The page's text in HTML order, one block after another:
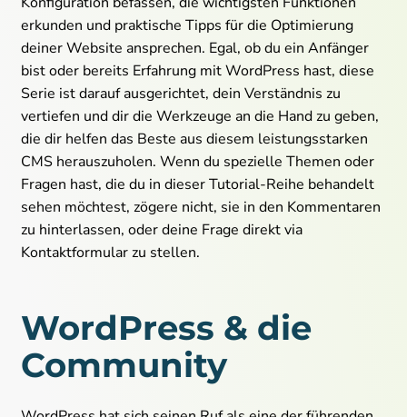
erkunden und praktische Tipps für die Optimierung
deiner Website ansprechen. Egal, ob du ein Anfänger
bist oder bereits Erfahrung mit WordPress hast, diese
Serie ist darauf ausgerichtet, dein Verständnis zu
vertiefen und dir die Werkzeuge an die Hand zu geben,
die dir helfen das Beste aus diesem leistungsstarken
CMS herauszuholen. Wenn du spezielle Themen oder
Fragen hast, die du in dieser Tutorial-Reihe behandelt
sehen möchtest, zögere nicht, sie in den Kommentaren
zu hinterlassen, oder deine Frage direkt via
Kontaktformular zu stellen.
WordPress & die
Community
Name: Matomo
Anbieter: Matomo
Analysebericht über die Nutzung und den Status
30 Minuten / 1 Jahr